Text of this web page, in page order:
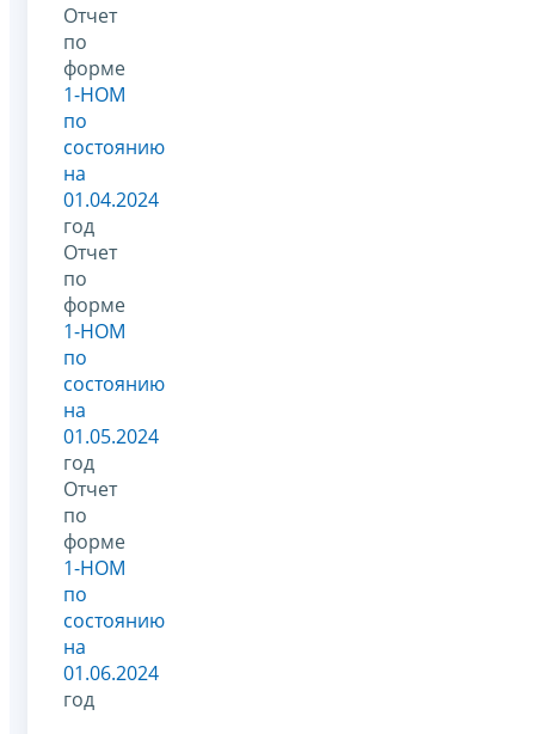
Отчет
по
форме
1-НОМ
по
состоянию
на
01.04.2024
год
Отчет
по
форме
1-НОМ
по
состоянию
на
01.05.2024
год
Отчет
по
форме
1-НОМ
по
состоянию
на
01.06.2024
год